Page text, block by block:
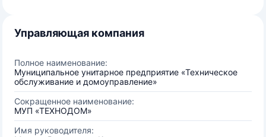
Управляющая компания
Полное наименование:
Муниципальное унитарное предприятие «Техническое
обслуживание и домоуправление»
Сокращенное наименование:
МУП «ТЕХНОДОМ»
Имя руководителя: